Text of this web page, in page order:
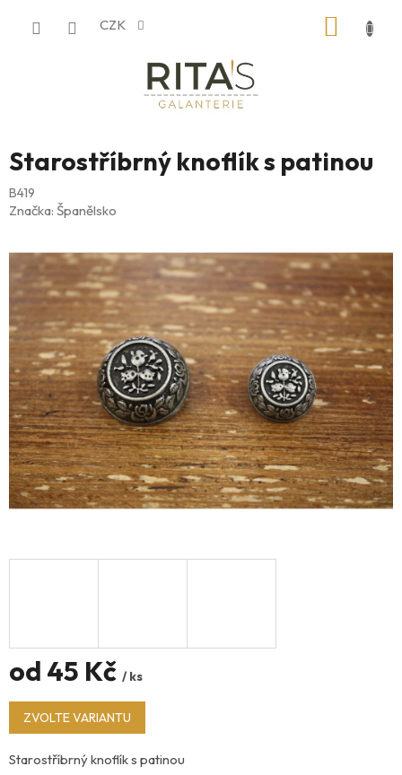
CZK
Starostříbrný knoflík s patinou
B419
Značka: Španělsko
od 45 Kč / ks
Měrná
cena:
ZVOLTE VARIANTU
Starostříbrný knoflík s patinou